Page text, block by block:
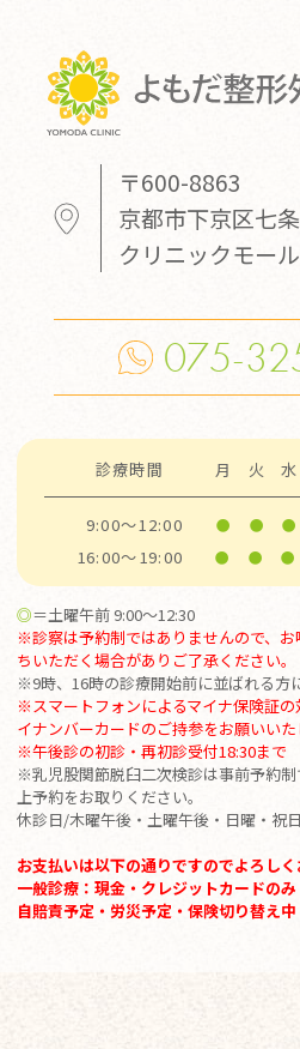
〒600-8863
京都市下京区七
クリニックモー
075-
診療時間 月 火 水
9:00～12:00 ● ● ●
16:00～19:00 ● ● ●
◎＝土曜午前 9:00～12:30
※診察は予約制ではありませんので、
ちいただく場合がありご了承ください。
※9時、16時の診療開始前に並ばれる方
※スマートフォンによるマイナ保険証
イナンバーカードのご持参をお願いいた
※午後診の初診・再初診受付18:30まで
※乳児股関節脱臼二次検診は事前予約
上予約をお取りください。
休診日/木曜午後・土曜午後・日曜・祝
お支払いは以下の通りですのでよろしく
一般診療：現金・クレジットカードのみ
自賠責予定・労災予定・保険切り替え